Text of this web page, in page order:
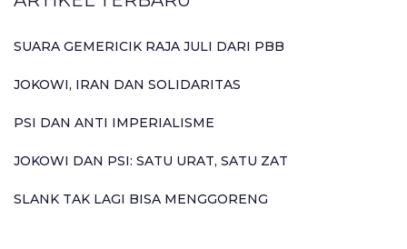
SUARA GEMERICIK RAJA JULI DARI PBB
JOKOWI, IRAN DAN SOLIDARITAS
PSI DAN ANTI IMPERIALISME
JOKOWI DAN PSI: SATU URAT, SATU ZAT
SLANK TAK LAGI BISA MENGGORENG